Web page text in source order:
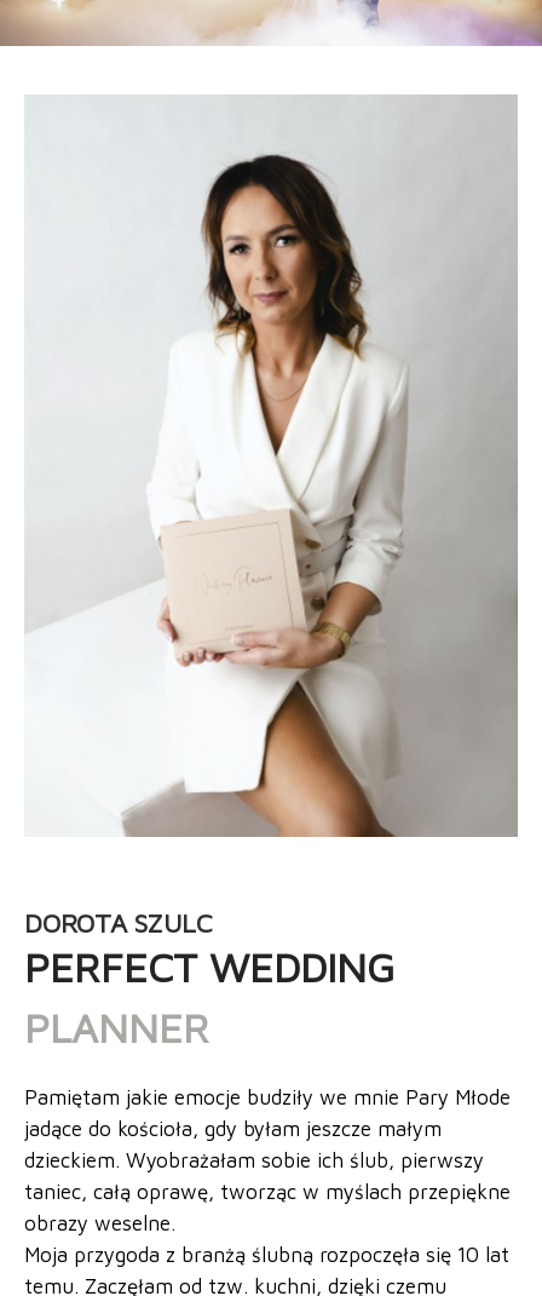
DOROTA SZULC
PERFECT WEDDING
PLANNER
Pamiętam jakie emocje budziły we mnie Pary Młode
jadące do kościoła, gdy byłam jeszcze małym
dzieckiem. Wyobrażałam sobie ich ślub, pierwszy
taniec, całą oprawę, tworząc w myślach przepiękne
obrazy weselne.
Moja przygoda z branżą ślubną rozpoczęła się 10 lat
temu. Zaczęłam od tzw. kuchni, dzięki czemu